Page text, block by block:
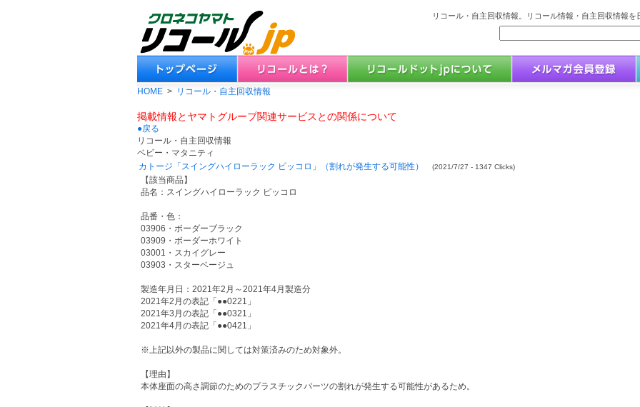
リコール・自主回収情報。リコール情報・自主回収情報
HOME > リコール・自主回収情報
掲載情報とヤマトグループ関連サービスとの関係について
●戻る
リコール・自主回収情報
ベビー・マタニティ
カトージ「スイングハイローラック ピッコロ」（割れが発生する可能性）
(2021/7/27 - 1347 Clicks)
【該当商品】
品名：スイングハイローラック ピッコロ
品番・色：
03906・ボーダーブラック
03909・ボーダーホワイト
03001・スカイグレー
03903・スターベージュ
製造年月日：2021年2月～2021年4月製造分
2021年2月の表記「●●0221」
2021年3月の表記「●●0321」
2021年4月の表記「●●0421」
※上記以外の製品に関しては対策済みのため対象外。
【理由】
本体座面の高さ調節のためのプラスチックパーツの割れが発生する可能性があるため。